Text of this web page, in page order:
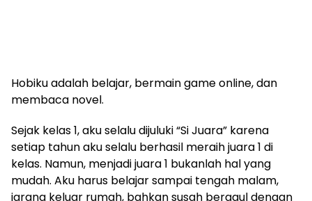
Hobiku adalah belajar, bermain game online, dan
membaca novel.
Sejak kelas 1, aku selalu dijuluki “Si Juara” karena
setiap tahun aku selalu berhasil meraih juara 1 di
kelas. Namun, menjadi juara 1 bukanlah hal yang
mudah. Aku harus belajar sampai tengah malam,
jarang keluar rumah, bahkan susah bergaul dengan